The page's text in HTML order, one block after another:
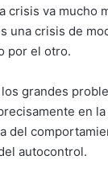
crisis va mucho
una crisis de
por el otro.
grandes
en
del
autocontrol.